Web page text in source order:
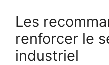
Les
renforcer le
industriel